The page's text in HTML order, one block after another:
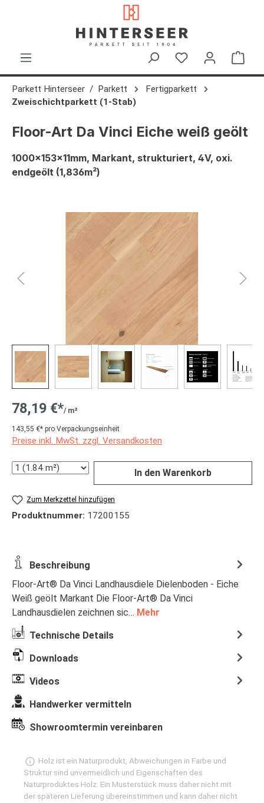
Parkett Hinterseer Parkett
Fertigparkett
Zweischichtparkett (1-Stab)
Floor-Art Da Vinci Eiche weiß geölt
1000x153x11mm, Markant, strukturiert, 4V, oxi.
endgeölt (1,836m²)
Bildergalerie überspringen
78,19 €*/ m²
143,55 €* pro Verpackungseinheit
Preise inkl. MwSt. zzgl. Versandkosten
Anzahl In den Warenkorb
Zum Merkzettel hinzufügen
Produktnummer: 17200155
Beschreibung
Floor-Art® Da Vinci Landhausdiele Dielenboden - Eiche
Weiß geölt Markant Die Floor-Art® Da Vinci
Landhausdielen zeichnen sic… Mehr
Technische Details
Downloads
Videos
Handwerker vermitteln
Showroomtermin vereinbaren
Holz ist ein Naturprodukt, Abweichungen in Farbe und
Struktur sind unvermeidlich und Eigenschaften des
Naturproduktes Holz. Ein Musterstück muss daher nicht mit
der späteren Lieferung übereinstimmen und kann daher nicht